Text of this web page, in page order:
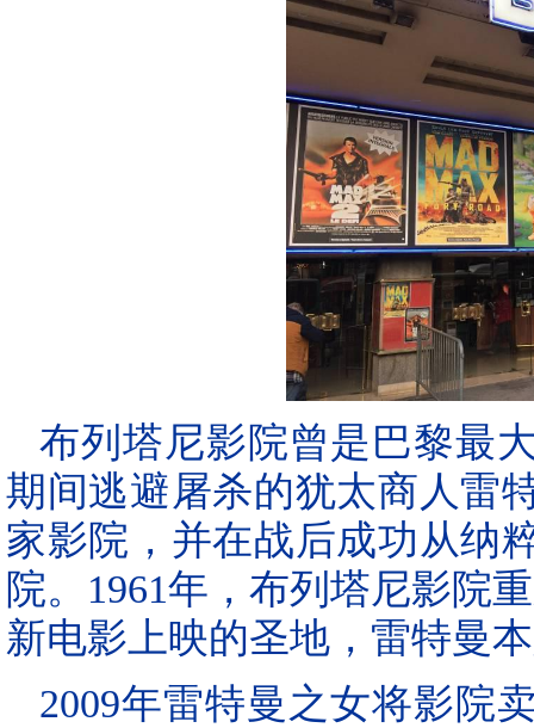
布列塔尼影院曾是巴黎最
期间逃避屠杀的犹太商人雷
家影院，并在战后成功从纳
院。1961年，布列塔尼影院
新电影上映的圣地，雷特曼
2009年雷特曼之女将影院